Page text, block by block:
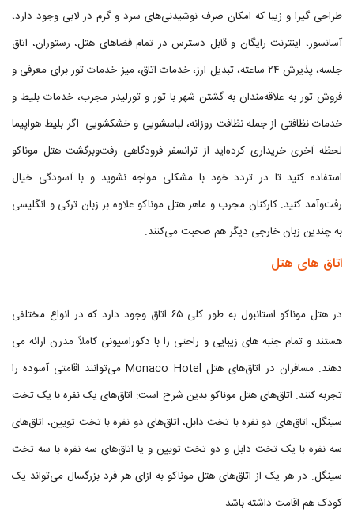
طراحی گیرا و زیبا که امکان صرف نوشیدنی‌های سرد و گرم در لابی وجود دارد،
آسانسور، اینترنت رایگان و قابل دسترس در تمام فضا‌های هتل، رستوران، اتاق
جلسه، پذیرش ۲۴ ساعته، تبدیل ارز، خدمات اتاق، میز خدمات تور برای معرفی و
فروش تور به علاقه‌مندان به گشتن شهر با تور و تورلیدر مجرب، خدمات بلیط و
خدمات نظافتی از جمله نظافت روزانه، لباسشویی و خشکشویی. اگر بلیط هواپیما
لحظه آخری خریداری کرده‌اید از ترانسفر فرودگاهی رفت‌و‌برگشت هتل موناکو
استفاده کنید تا در تردد خود با مشکلی مواجه نشوید و با آسودگی خیال
رفت‌و‌آمد کنید. کارکنان مجرب و ماهر هتل موناکو علاوه بر زبان ترکی و انگلیسی
به چندین زبان خارجی دیگر هم صحبت می‌کنند.
اتاق های هتل
در هتل موناکو استانبول به طور کلی ۶۵ اتاق وجود دارد که در انواع مختلفی
هستند و تمام جنبه های زیبایی و راحتی را با دکوراسیونی کاملاً مدرن ارائه می
دهند. مسافران در اتاق‌های هتل Monaco Hotel می‌توانند اقامتی آسوده را
تجربه کنند. اتاق‌های هتل موناکو بدین شرح است: اتاق‌های یک نفره با یک تخت
سینگل، اتاق‌های دو نفره با تخت دابل، اتاق‌های دو نفره با تخت تویین، اتاق‌های
سه نفره با یک تخت دابل و دو تخت تویین و یا اتاق‌های سه نفره با سه تخت
سینگل. در هر یک از اتاق‌های هتل موناکو به ازای هر فرد بزرگسال می‌تواند یک
کودک هم اقامت داشته باشد.